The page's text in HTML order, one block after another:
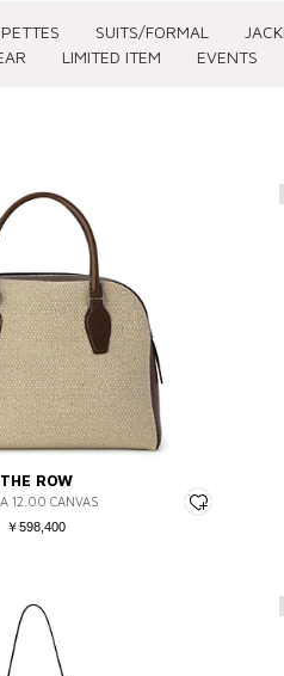
SUITS/FORMAL
LIMITED ITEM EVENTS
SIZE(SHOES)
23.5
24
24.5
25
25.5
26
26.5
27
27.5
28～
THE ROW
12.00 CANVAS
￥598,400